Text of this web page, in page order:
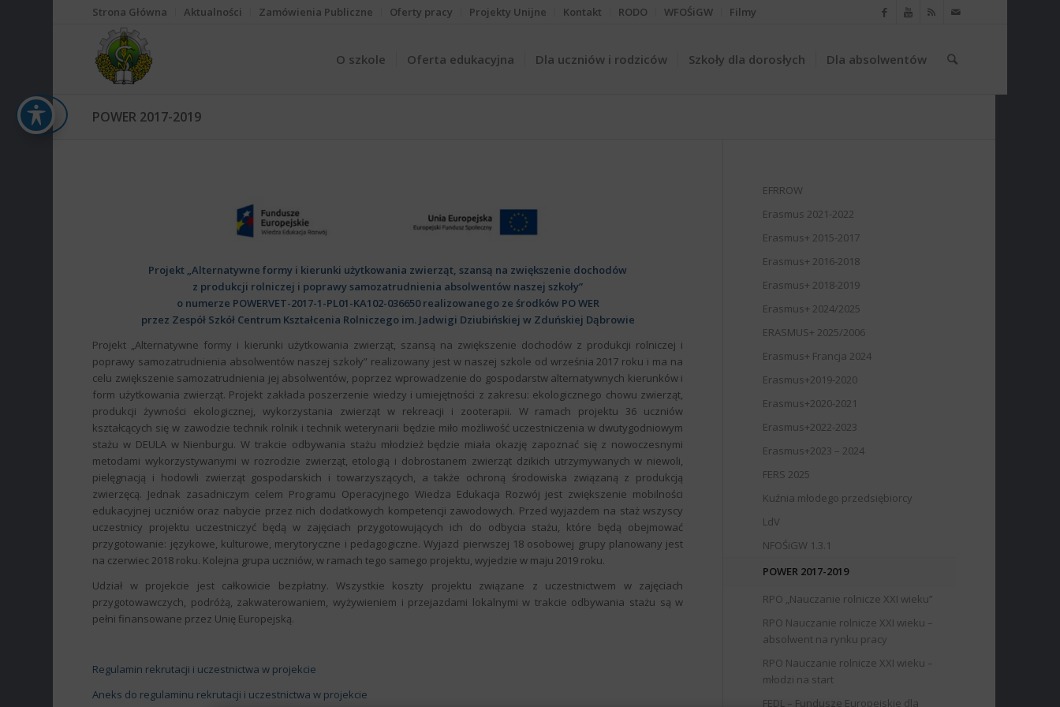
Strona Główna Aktualności Zamówienia Publiczne Oferty pracy Projekty Unijne Kontakt RODO WFOŚiGW Filmy
O szkole Oferta edukacyjna Dla uczniów i rodziców Szkoły dla dorosłych Dla absolwentów
POWER 2017-2019
Projekt „Alternatywne formy i kierunki użytkowania zwierząt, szansą na zwiększenie dochodów
z produkcji rolniczej i poprawy samozatrudnienia absolwentów naszej szkoły”
o numerze POWERVET-2017-1-PL01-KA102-036650realizowanego ze środków PO WER
przez Zespół Szkół Centrum Kształcenia Rolniczego im. Jadwigi Dziubińskiej w Zduńskiej Dąbrowie
Projekt „Alternatywne formy i kierunki użytkowania zwierząt, szansą na zwiększenie dochodów z produkcji rolniczej i
poprawy samozatrudnienia absolwentów naszej szkoły” realizowany jest w naszej szkole od września 2017 roku i ma na
celu zwiększenie samozatrudnienia jej absolwentów, poprzez wprowadzenie do gospodarstw alternatywnych kierunków i
form użytkowania zwierząt. Projekt zakłada poszerzenie wiedzy i umiejętności z zakresu: ekologicznego chowu zwierząt,
produkcji żywności ekologicznej, wykorzystania zwierząt w rekreacji i zooterapii. W ramach projektu 36 uczniów
kształcących się w zawodzie technik rolnik i technik weterynarii będzie miło możliwość uczestniczenia w dwutygodniowym
stażu w DEULA w Nienburgu. W trakcie odbywania stażu młodzież będzie miała okazję zapoznać się z nowoczesnymi
metodami wykorzystywanymi w rozrodzie zwierząt, etologią i dobrostanem zwierząt dzikich utrzymywanych w niewoli,
pielęgnacją i hodowli zwierząt gospodarskich i towarzyszących, a także ochroną środowiska związaną z produkcją
zwierzęcą. Jednak zasadniczym celem Programu Operacyjnego Wiedza Edukacja Rozwój jest zwiększenie mobilności
edukacyjnej uczniów oraz nabycie przez nich dodatkowych kompetencji zawodowych. Przed wyjazdem na staż wszyscy
uczestnicy projektu uczestniczyć będą w zajęciach przygotowujących ich do odbycia stażu, które będą obejmować
przygotowanie: językowe, kulturowe, merytoryczne i pedagogiczne. Wyjazd pierwszej 18 osobowej grupy planowany jest
na czerwiec 2018 roku. Kolejna grupa uczniów, w ramach tego samego projektu, wyjedzie w maju 2019 roku.
Udział w projekcie jest całkowicie bezpłatny. Wszystkie koszty projektu związane z uczestnictwem w zajęciach
przygotowawczych, podróżą, zakwaterowaniem, wyżywieniem i przejazdami lokalnymi w trakcie odbywania stażu są w
pełni finansowane przez Unię Europejską.
Regulamin rekrutacji i uczestnictwa w projekcie
Aneks do regulaminu rekrutacji i uczestnictwa w projekcie
EFRROW
Erasmus 2021-2022
Erasmus+ 2015-2017
Erasmus+ 2016-2018
Erasmus+ 2018-2019
Erasmus+ 2024/2025
ERASMUS+ 2025/2006
Erasmus+ Francja 2024
Erasmus+2019-2020
Erasmus+2020-2021
Erasmus+2022-2023
Erasmus+2023 – 2024
FERS 2025
Kuźnia młodego przedsiębiorcy
LdV
NFOŚiGW 1.3.1
POWER 2017-2019
RPO „Nauczanie rolnicze XXI wieku”
RPO Nauczanie rolnicze XXI wieku –
absolwent na rynku pracy
RPO Nauczanie rolnicze XXI wieku –
młodzi na start
FEDL – Fundusze Europejskie dla